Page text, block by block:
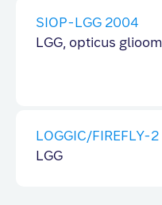
SIOP-LGG 2004
LGG, opticus glioom
LOGGIC/FIREFLY-2
LGG